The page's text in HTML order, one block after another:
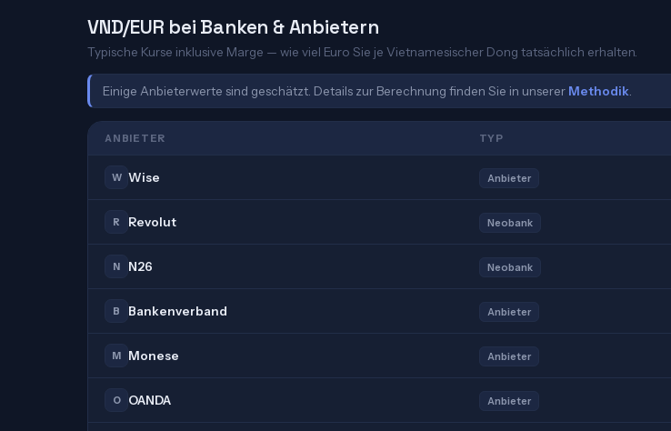
VND/EUR bei Banken & Anbietern
Typische Kurse inklusive Marge — wie viel Euro Sie je Vietnamesischer Dong tatsächlich erhalten.
Einige Anbieterwerte sind geschätzt. Details zur Berechnung finden Sie in unserer Methodik
ANBIETER TYP
W Wise Anbieter
R Revolut Neobank
N N26 Neobank
B Bankenverband Anbieter
M Monese Anbieter
O OANDA Anbieter